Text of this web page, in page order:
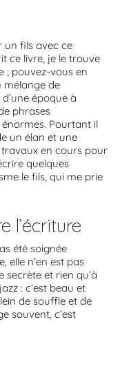
un fils avec ce
ce livre, je le trouve
; pouvez-vous en
mélange de
époque à
phrases
Pourtant il
un élan et une
en cours pour
quelques
le fils, qui me prie
l’écriture
été soignée
elle n’en est pas
et rien qu’à
: c’est beau et
de souffle et de
souvent, c’est